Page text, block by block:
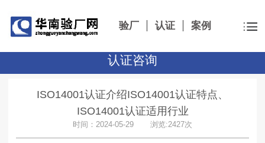
验厂 认证 案例
认证咨询
ISO14001认证介绍ISO14001认证特点、
ISO14001认证适用行业
时间：2024-05-29 浏览:2427次